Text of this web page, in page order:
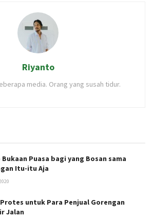
Riyanto
media. Orang yang susah tidur.
Bukaan Puasa bagi yang Bosan sama
Itu-itu Aja
untuk Para Penjual Gorengan
Jalan